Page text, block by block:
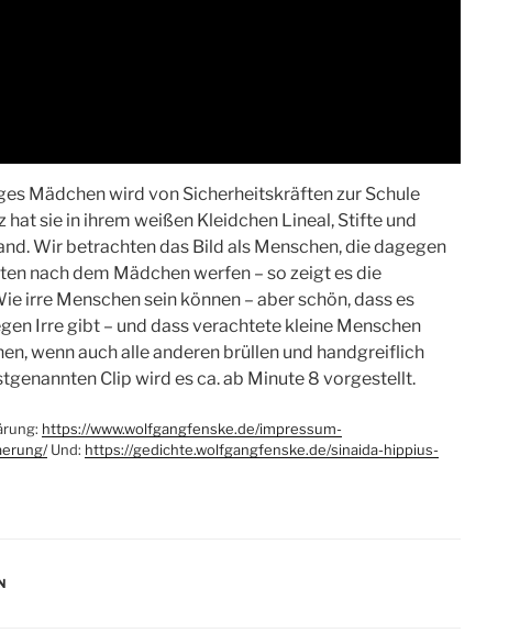
Mädchen wird von Sicherheitskräften zur Schule
hat sie in ihrem weißen Kleidchen Lineal, Stifte und
Wir betrachten das Bild als Menschen, die dagegen
nach dem Mädchen werfen – so zeigt es die
irre Menschen sein können – aber schön, dass es
Irre gibt – und dass verachtete kleine Menschen
wenn auch alle anderen brüllen und handgreiflich
Clip wird es ca. ab Minute 8 vorgestellt.
https://www.wolfgangfenske.de/impressum-
Und: https://gedichte.wolfgangfenske.de/sinaida-hippius-